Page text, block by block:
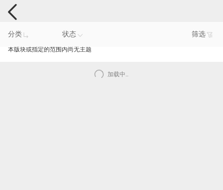
手机反馈
分类 状态 筛选
本版块或指定的范围内尚无主题
加载中..